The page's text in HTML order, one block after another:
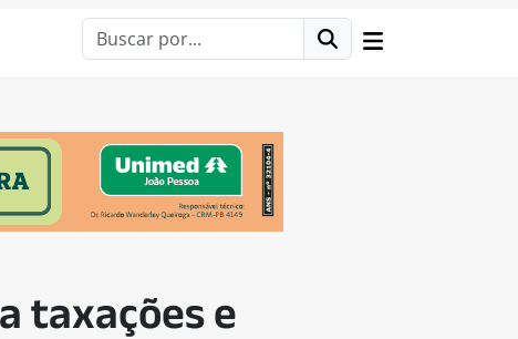
taxações e